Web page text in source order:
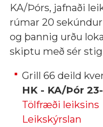
KA/Þórs, jafnaði
rúmar 20
og þannig urðu
skiptu með sér
Grill 66 deild
HK - KA/Þór
Tölfræði leiksins
Leikskýrslan